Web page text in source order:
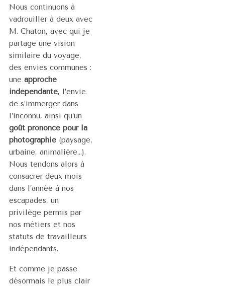
Nous continuons à
vadrouiller à deux avec
M. Chaton, avec qui je
partage une vision
similaire du voyage,
des envies communes :
une approche
indépendante, l’envie
de s’immerger dans
l’inconnu, ainsi qu’un
goût prononcé pour la
photographie (paysage,
urbaine, animalière…).
Nous tendons alors à
consacrer deux mois
dans l’année à nos
escapades, un
privilège permis par
nos métiers et nos
statuts de travailleurs
indépendants.
Et comme je passe
désormais le plus clair